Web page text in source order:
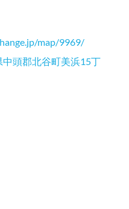
map/9969/
頭郡北谷町美浜15丁